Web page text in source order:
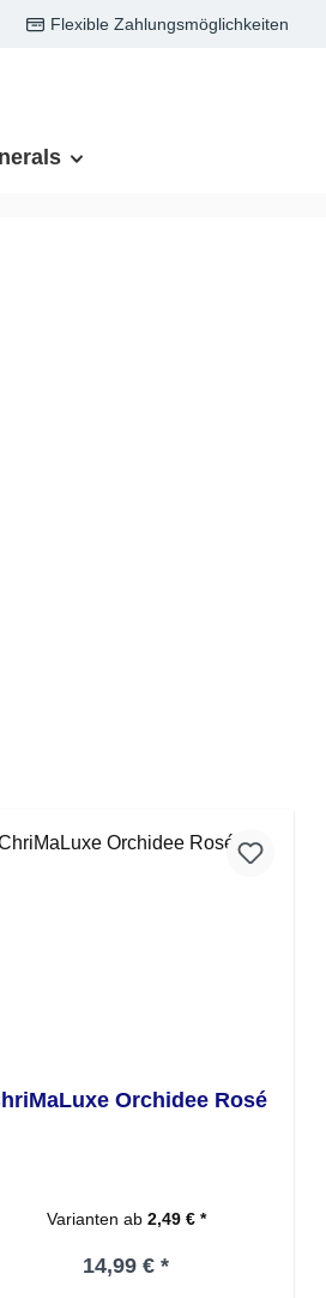
Flexible Zahlungsmöglichkeiten
Orchidee Rosé
Varianten ab2,49 € *
Regulärer Preis:
14,99 € *